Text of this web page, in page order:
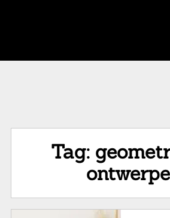
Tag: